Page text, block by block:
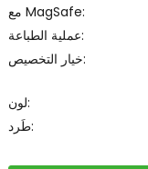
مع MagSafe:
عملية الطباعة:
خيار التخصيص:
لون:
طَرد: